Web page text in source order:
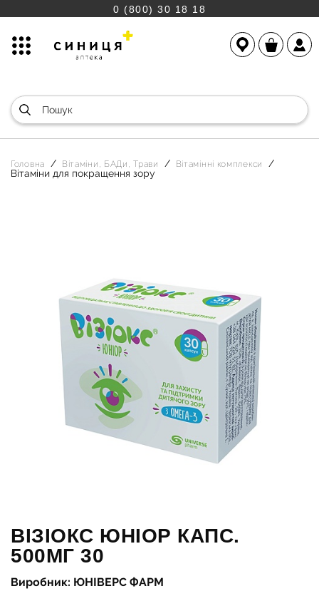
0 (800) 30 18 18
Головна Вітаміни, БАДи, Трави Вітамінні комплекси
Вітаміни для покращення зору
ВІЗІОКС ЮНІОР КАПС.
500МГ 30
Виробник: ЮНІВЕРС ФАРМ